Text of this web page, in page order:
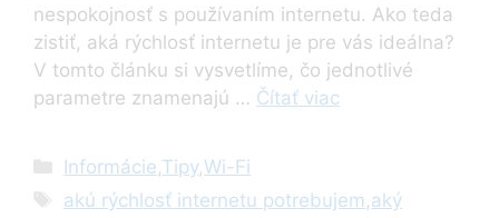
nespokojnosť s používaním internetu. Ako teda
zistiť, aká rýchlosť internetu je pre vás ideálna?
V tomto článku si vysvetlíme, čo jednotlivé
parametre znamenajú … Čítať viac
Kategórie
Informácie,Tipy,Wi-Fi
Značky
akú rýchlosť internetu potrebujem ,aký